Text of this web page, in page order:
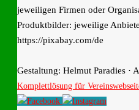
jeweiligen Firmen oder
Produktbilder: jeweilige
https://pixabay.com/de
Gestaltung: Helmut Paradies ·
Komplettlösung für